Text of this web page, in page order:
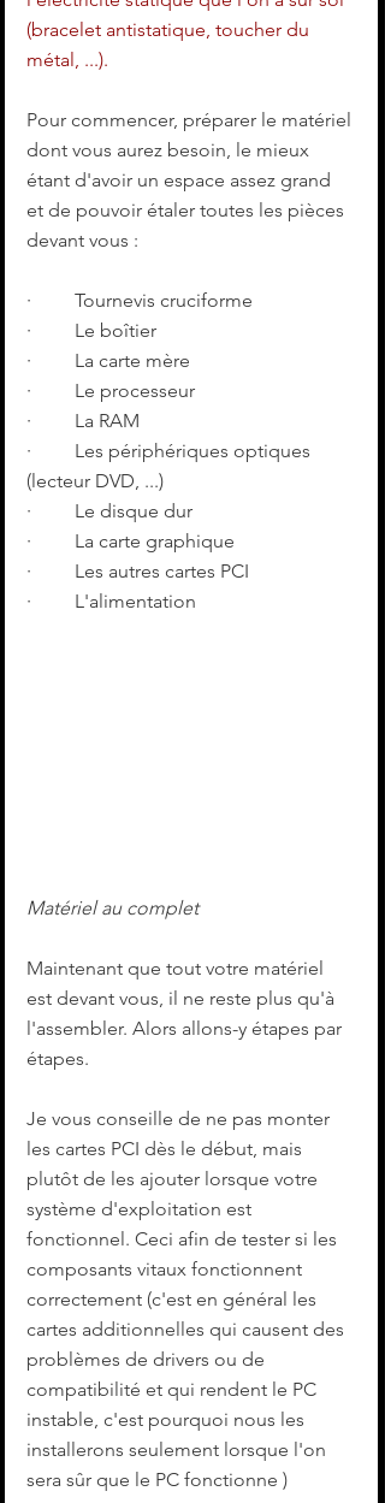
(bracelet antistatique, toucher du
métal, ...).
Pour commencer, préparer le matériel
dont vous aurez besoin, le mieux
étant d'avoir un espace assez grand
et de pouvoir étaler toutes les pièces
devant vous :
·         Tournevis cruciforme
·         Le boîtier
·         La carte mère
·         Le processeur
·         La RAM
·         Les périphériques optiques
(lecteur DVD, ...)
·         Le disque dur
·         La carte graphique
·         Les autres cartes PCI
·         L'alimentation
Matériel au complet
Maintenant que tout votre matériel
est devant vous, il ne reste plus qu'à
l'assembler. Alors allons-y étapes par
étapes.
Je vous conseille de ne pas monter
les cartes PCI dès le début, mais
plutôt de les ajouter lorsque votre
système d'exploitation est
fonctionnel. Ceci afin de tester si les
composants vitaux fonctionnent
correctement (c'est en général les
cartes additionnelles qui causent des
problèmes de drivers ou de
compatibilité et qui rendent le PC
instable, c'est pourquoi nous les
installerons seulement lorsque l'on
sera sûr que le PC fonctionne )